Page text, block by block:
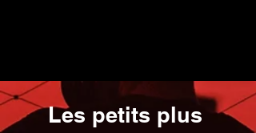
Les petits plus